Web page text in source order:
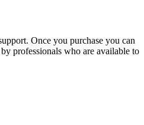
Once you purchase you can
professionals who are available to